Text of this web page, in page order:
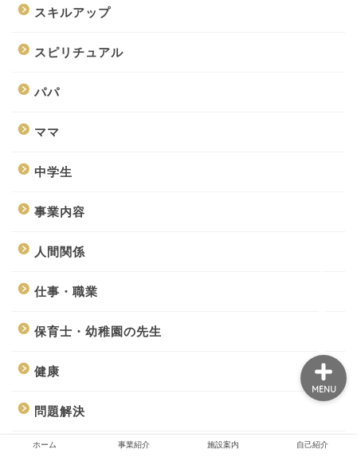
スキルアップ
スピリチュアル
パパ
ママ
中学生
事業内容
人間関係
仕事・職業
保育士・幼稚園の先生
健康
問題解決
在り方・考え方
ホーム 事業紹介 施設案内 自己紹介
MENU